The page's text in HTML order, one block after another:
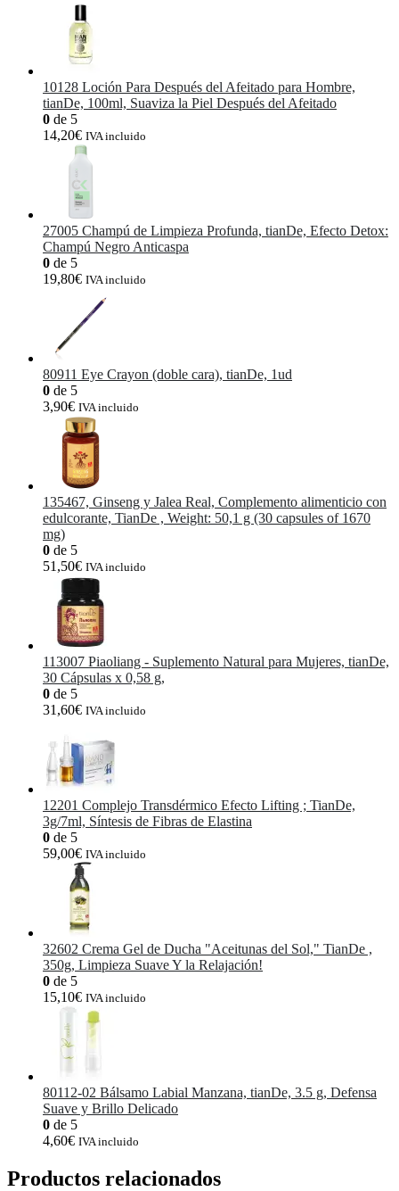
10128 Loción Para Después del Afeitado para Hombre,
tianDe, 100ml, Suaviza la Piel Después del Afeitado
0 de 5
14,20€ IVA incluido
27005 Champú de Limpieza Profunda, tianDe, Efecto Detox:
Champú Negro Anticaspa
0 de 5
19,80€ IVA incluido
80911 Eye Crayon (doble cara), tianDe, 1ud
0 de 5
3,90€ IVA incluido
135467, Ginseng y Jalea Real, Complemento alimenticio con
edulcorante, TianDe , Weight: 50,1 g (30 capsules of 1670
mg)
0 de 5
51,50€ IVA incluido
113007 Piaoliang - Suplemento Natural para Mujeres, tianDe,
30 Cápsulas x 0,58 g,
0 de 5
31,60€ IVA incluido
12201 Complejo Transdérmico Efecto Lifting ; TianDe,
3g/7ml, Síntesis de Fibras de Elastina
0 de 5
59,00€ IVA incluido
32602 Crema Gel de Ducha "Aceitunas del Sol," TianDe ,
350g, Limpieza Suave Y la Relajación!
0 de 5
15,10€ IVA incluido
80112-02 Bálsamo Labial Manzana, tianDe, 3.5 g, Defensa
Suave y Brillo Delicado
0 de 5
4,60€ IVA incluido
Productos relacionados